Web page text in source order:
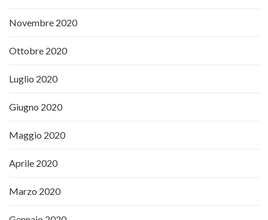
Novembre 2020
Ottobre 2020
Luglio 2020
Giugno 2020
Maggio 2020
Aprile 2020
Marzo 2020